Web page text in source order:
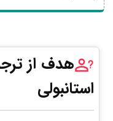
هدف از
استانبولی